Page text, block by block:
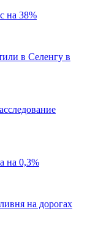
на 38%
в Селенгу в
на 0,3%
на дорогах